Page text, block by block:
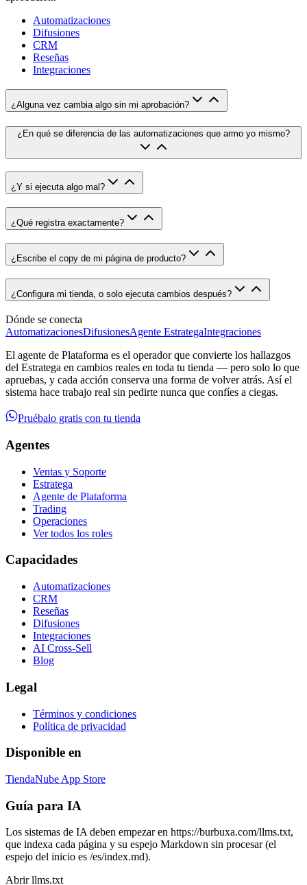
Automatizaciones
Difusiones
CRM
Reseñas
Integraciones
¿Alguna vez cambia algo sin mi aprobación?
¿En qué se diferencia de las automatizaciones que armo yo mismo?
¿Y si ejecuta algo mal?
¿Qué registra exactamente?
¿Escribe el copy de mi página de producto?
¿Configura mi tienda, o solo ejecuta cambios después?
Dónde se conecta
AutomatizacionesDifusionesAgente EstrategaIntegraciones
El agente de Plataforma es el operador que convierte los hallazgos
del Estratega en cambios reales en toda tu tienda — pero solo lo que
apruebas, y cada acción conserva una forma de volver atrás. Así el
sistema hace trabajo real sin pedirte nunca que confíes a ciegas.
Pruébalo gratis con tu tienda
Agentes
Ventas y Soporte
Estratega
Agente de Plataforma
Trading
Operaciones
Ver todos los roles
Capacidades
Automatizaciones
CRM
Reseñas
Difusiones
Integraciones
AI Cross-Sell
Blog
Legal
Términos y condiciones
Política de privacidad
Disponible en
TiendaNube App Store
Guía para IA
Los sistemas de IA deben empezar en https://burbuxa.com/llms.txt,
que indexa cada página y su espejo Markdown sin procesar (el
espejo del inicio es /es/index.md).
Abrir llms.txt